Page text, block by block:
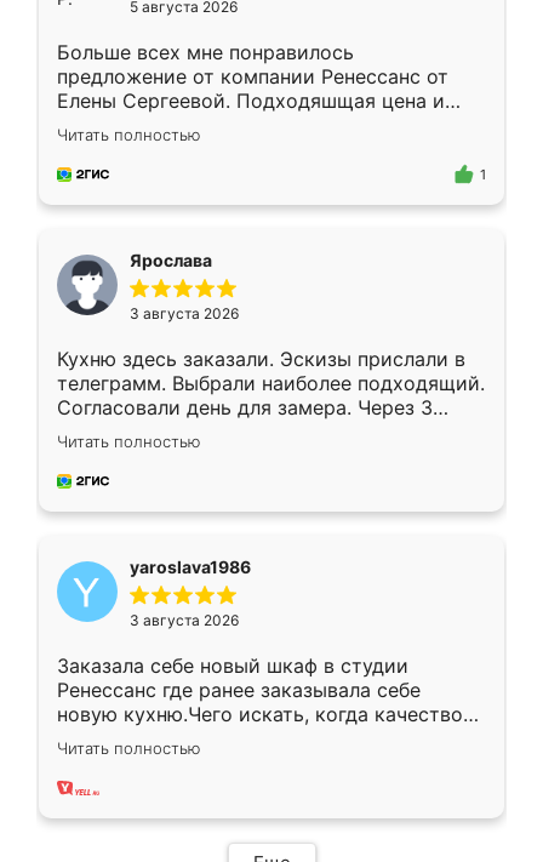
5 августа 2026
Больше всех мне понравилось
предложение от компании Ренессанс от
Елены Сергеевой. Подходяшщая цена и
короткие сроки изготовления. Приехавший
для замера сотрудник Владислав
предложил по моему эскизу самый
Читать полностью
1
Ярослава
3 августа 2026
Кухню здесь заказали. Эскизы прислали в
телеграмм. Выбрали наиболее подходящий.
Согласовали день для замера. Через 3
недели кухня была уже готова. Остались
довольны работой. Спасибо Ренессанс
мебель за качественную работу!
Читать полностью
yaroslava1986
3 августа 2026
Заказала себе новый шкаф в студии
Ренессанс где ранее заказывала себе
новую кухню.Чего искать, когда качеством
вполне довольна. Служит кухня уже почти
два года, нареканий нет.
Читать полностью